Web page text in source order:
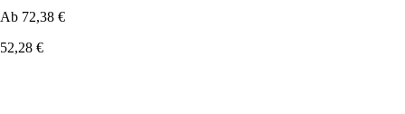
Ab 72,38 €
52,28 €